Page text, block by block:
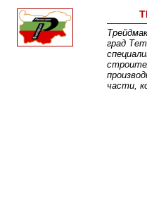
град
части,